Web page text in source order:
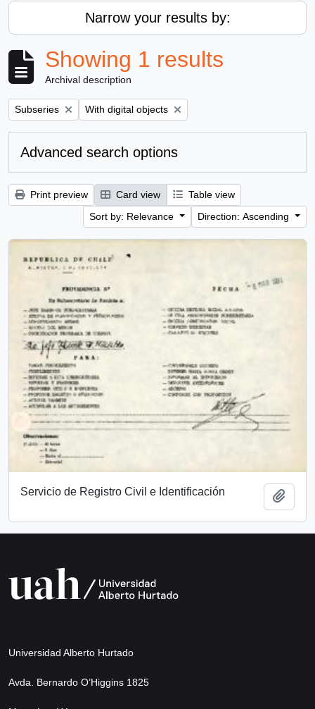
Narrow your results by:
Showing 1 results
Archival description
Remove filter:
Subseries Remove filter:
With digital objects
Advanced search options
Print preview Card view
Table view
Sort by: Relevance
Direction: Ascending
Servicio de Registro Civil e Identificación
Universidad Alberto Hurtado
Avda. Bernardo O’Higgins 1825